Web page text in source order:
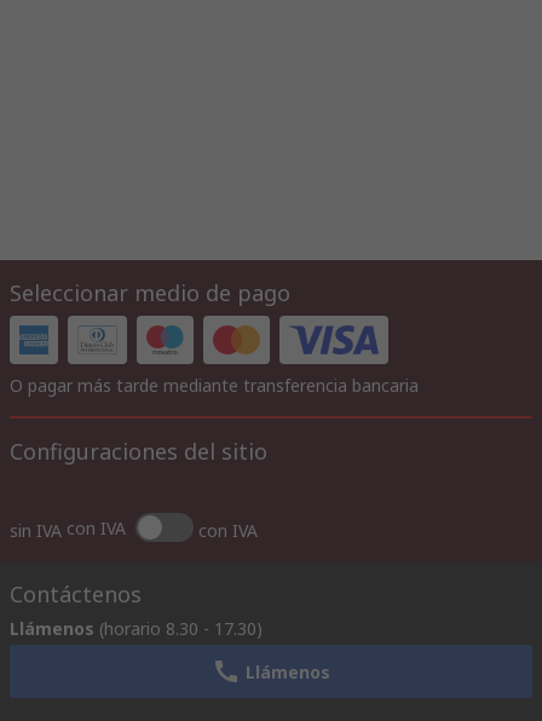
Seleccionar medio de pago
O pagar más tarde mediante transferencia bancaria
Configuraciones del sitio
sin IVA con IVA con IVA
Contáctenos
Llámenos (horario 8.30 - 17.30)
Llámenos